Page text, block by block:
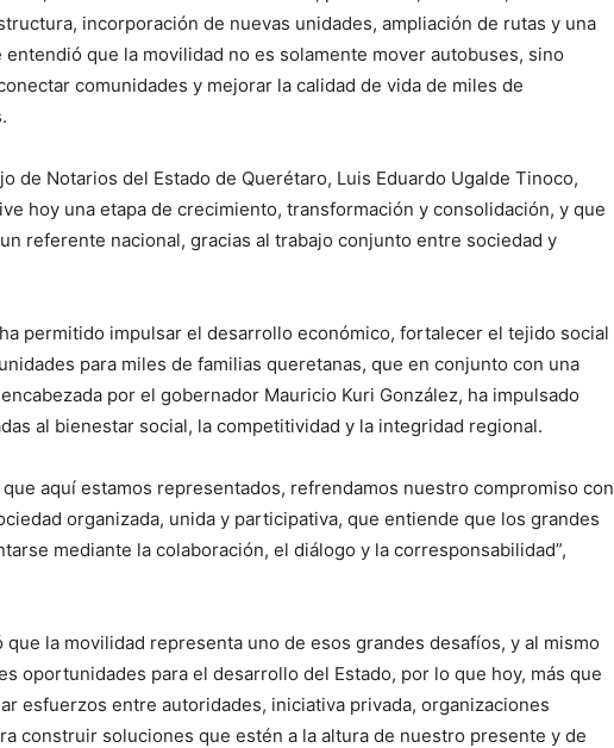
incorporación de nuevas unidades, ampliación de rutas y una
que la movilidad no es solamente mover autobuses, sino
comunidades y mejorar la calidad de vida de miles de
de Notarios del Estado de Querétaro, Luis Eduardo Ugalde Tinoco,
hoy una etapa de crecimiento, transformación y consolidación, y que
referente nacional, gracias al trabajo conjunto entre sociedad y
permitido impulsar el desarrollo económico, fortalecer el tejido social
para miles de familias queretanas, que en conjunto con una
por el gobernador Mauricio Kuri González, ha impulsado
al bienestar social, la competitividad y la integridad regional.
aquí estamos representados, refrendamos nuestro compromiso con
organizada, unida y participativa, que entiende que los grandes
mediante la colaboración, el diálogo y la corresponsabilidad”,
la movilidad representa uno de esos grandes desafíos, y al mismo
oportunidades para el desarrollo del Estado, por lo que hoy, más que
esfuerzos entre autoridades, iniciativa privada, organizaciones
construir soluciones que estén a la altura de nuestro presente y de